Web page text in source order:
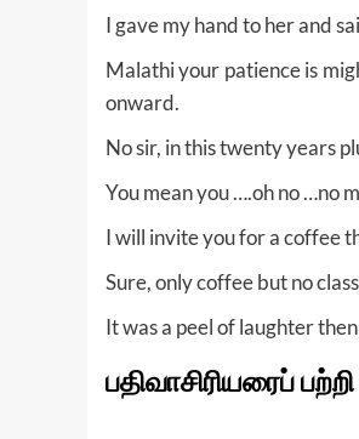
I gave my hand to her and
Malathi your patience is
onward.
No sir, in this twenty years
You mean you ….oh no …no
I will invite you for a coffee
Sure, only coffee but no
It was a peel of laughter
பதிவாசிரியரைப் பற்றி